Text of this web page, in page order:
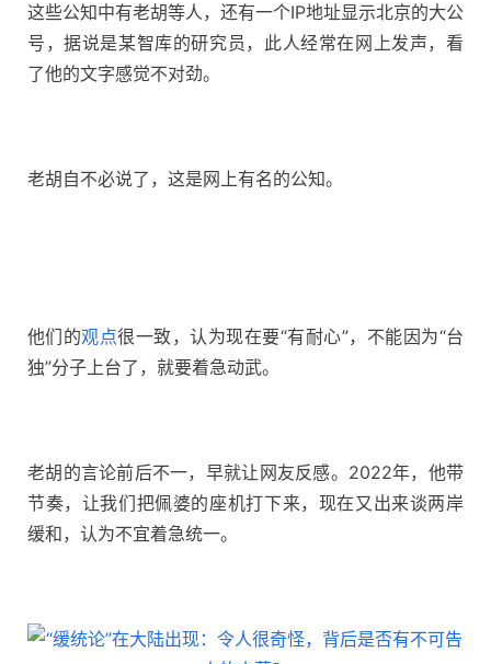
这些公知中有老胡等人，还有一个IP地址显示北京的大公
号，据说是某智库的研究员，此人经常在网上发声，看
了他的文字感觉不对劲。
老胡自不必说了，这是网上有名的公知。
他们的观点很一致，认为现在要“有耐心”，不能因为“台
独”分子上台了，就要着急动武。
老胡的言论前后不一，早就让网友反感。2022年，他带
节奏，让我们把佩婆的座机打下来，现在又出来谈两岸
缓和，认为不宜着急统一。